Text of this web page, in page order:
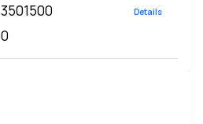
3501500
0
Details